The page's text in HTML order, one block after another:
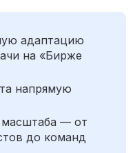
адаптацию
на «Бирже
напрямую
масштаба — от
до команд